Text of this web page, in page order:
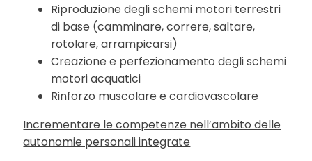
Riproduzione degli schemi motori terrestri
di base (camminare, correre, saltare,
rotolare, arrampicarsi)
Creazione e perfezionamento degli schemi
motori acquatici
Rinforzo muscolare e cardiovascolare
Incrementare le competenze nell’ambito delle
autonomie personali integrate